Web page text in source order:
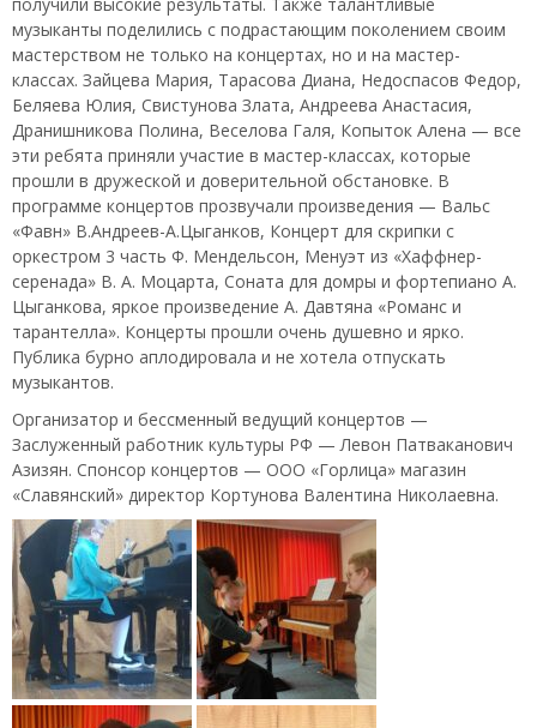
музыканты поделились с подрастающим поколением своим
мастерством не только на концертах, но и на мастер-
классах. Зайцева Мария, Тарасова Диана, Недоспасов Федор,
Беляева Юлия, Свистунова Злата, Андреева Анастасия,
Дранишникова Полина, Веселова Галя, Копыток Алена — все
эти ребята приняли участие в мастер-классах, которые
прошли в дружеской и доверительной обстановке. В
программе концертов прозвучали произведения — Вальс
«Фавн» В.Андреев-А.Цыганков, Концерт для скрипки с
оркестром 3 часть Ф. Мендельсон, Менуэт из «Хаффнер-
серенада» В. А. Моцарта, Соната для домры и фортепиано А.
Цыганкова, яркое произведение А. Давтяна «Романс и
тарантелла». Концерты прошли очень душевно и ярко.
Публика бурно аплодировала и не хотела отпускать
музыкантов.
Организатор и бессменный ведущий концертов —
Заслуженный работник культуры РФ — Левон Патваканович
Азизян. Спонсор концертов — ООО «Горлица» магазин
«Славянский» директор Кортунова Валентина Николаевна.